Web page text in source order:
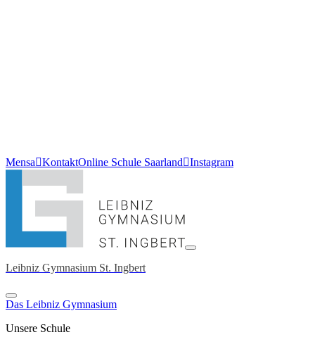
Mensa KontaktOnline Schule Saarland Instagram
Leibniz Gymnasium St. Ingbert
Das Leibniz Gymnasium
Unsere Schule